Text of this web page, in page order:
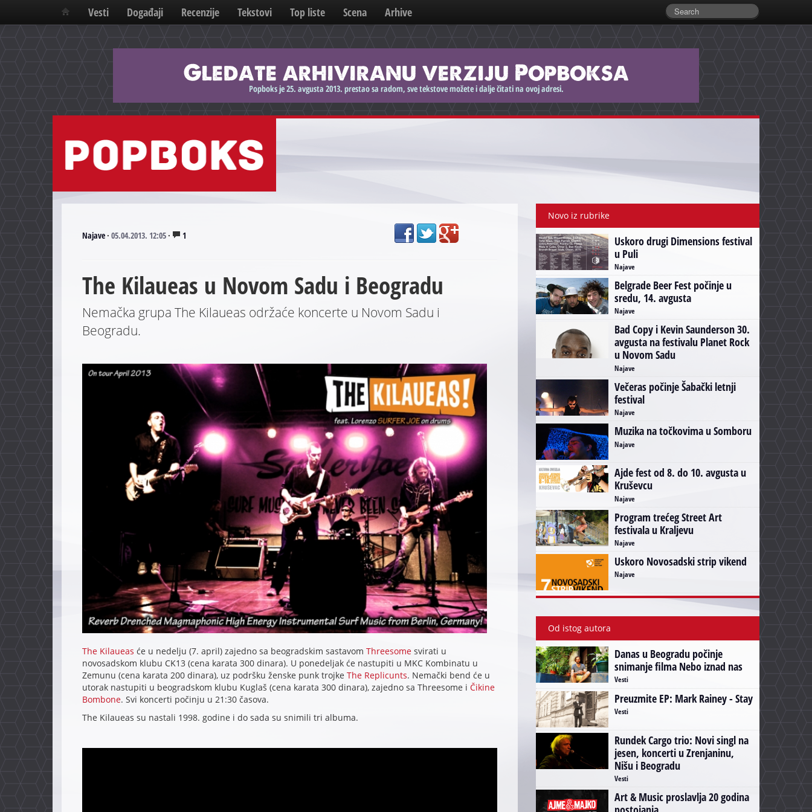
Vesti Događaji Recenzije Tekstovi Top liste Scena Arhive
Najave· 05.04.2013. 12:05· 1
The Kilaueas u Novom Sadu i Beogradu
Nemačka grupa The Kilaueas održaće koncerte u Novom Sadu i
Beogradu.
The Kilaueas će u nedelju (7. april) zajedno sa beogradskim sastavom Threesomesvirati u
novosadskom klubu CK13 (cena karata 300 dinara). U ponedeljak će nastupiti u MKC Kombinatu u
Zemunu (cena karata 200 dinara), uz podršku ženske punk trojke The Replicunts. Nemački bend će u
utorak nastupiti u beogradskom klubu Kuglaš (cena karata 300 dinara), zajedno sa Threesome i Čikine
Bombone. Svi koncerti počinju u 21:30 časova.
The Kilaueas su nastali 1998. godine i do sada su snimili tri albuma.
Novo iz rubrike
Uskoro drugi Dimensions festival
u Puli
Najave
Belgrade Beer Fest počinje u
sredu, 14. avgusta
Najave
Bad Copy i Kevin Saunderson 30.
avgusta na festivalu Planet Rock
u Novom Sadu
Najave
Večeras počinje Šabački letnji
festival
Najave
Muzika na točkovima u Somboru
Najave
Ajde fest od 8. do 10. avgusta u
Kruševcu
Najave
Program trećeg Street Art
festivala u Kraljevu
Najave
Uskoro Novosadski strip vikend
Najave
Od istog autora
Danas u Beogradu počinje
snimanje filma Nebo iznad nas
Vesti
Preuzmite EP: Mark Rainey - Stay
Vesti
Rundek Cargo trio: Novi singl na
jesen, koncerti u Zrenjaninu,
Nišu i Beogradu
Vesti
Art & Music proslavlja 20 godina